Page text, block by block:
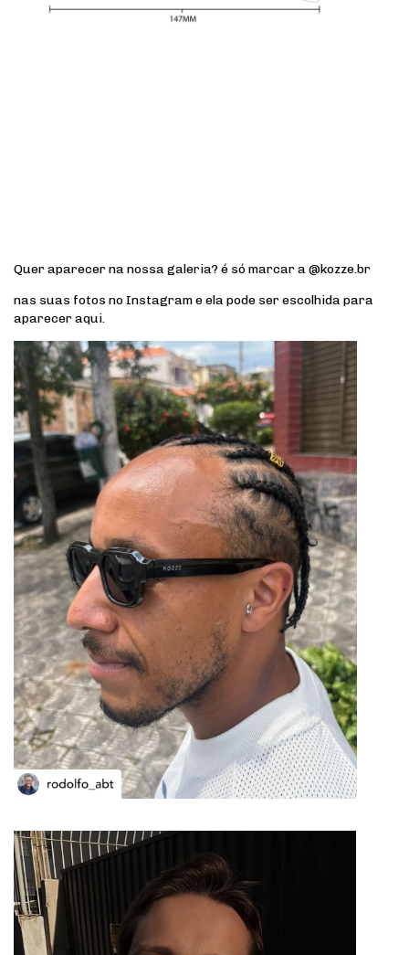
Quer aparecer na nossa galeria? é só marcar a @kozze.br
nas suas fotos no Instagram e ela pode ser escolhida para
aparecer aqui.